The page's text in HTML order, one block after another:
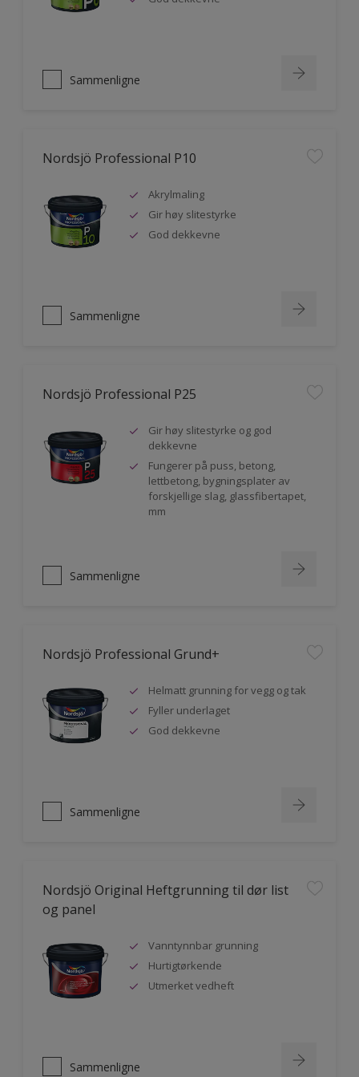
Sammenligne
Nordsjö Professional P10
Akrylmaling
Gir høy slitestyrke
God dekkevne
Sammenligne
Nordsjö Professional P25
Gir høy slitestyrke og god
dekkevne
Fungerer på puss, betong,
lettbetong, bygningsplater av
forskjellige slag, glassfibertapet,
mm
Sammenligne
Nordsjö Professional Grund+
Helmatt grunning for vegg og tak
Fyller underlaget
God dekkevne
Sammenligne
Nordsjö Original Heftgrunning til dør list
og panel
Vanntynnbar grunning
Hurtigtørkende
Utmerket vedheft
Sammenligne